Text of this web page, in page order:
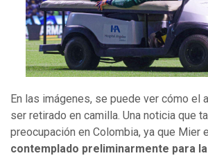
En las imágenes, se puede ver cómo el
ser retirado en camilla. Una noticia que
preocupación en Colombia, ya que Mier
contemplado preliminarmente para